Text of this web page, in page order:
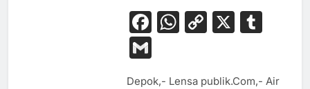
Facebook
WhatsApp
Copy
X
Gmail
Depok,- Lensa publik.Com,- Air